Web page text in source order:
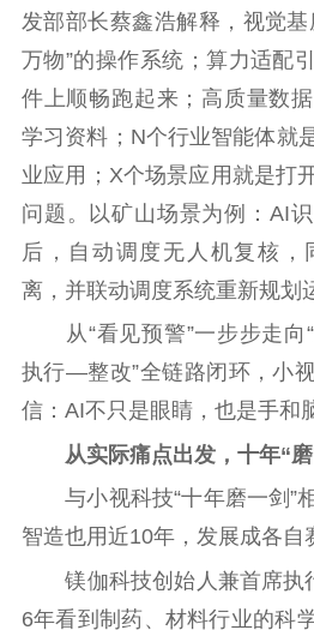
文化人
紫金人才
数据资源
公共服
新时代公民素养
提升资源库
新闻出版
政务服务
科研创新
服务管理平台
智库服务
管理平台
文化产业
统计分析
数字出版
审读服务
电影
服务
理论宣讲
共建共享
责任编辑注册
发部部长蔡鑫浩解释，视觉
万物”的操作系统；算力适配
件上顺畅跑起来；高质量数
学习资料；N个行业智能体就
业应用；X个场景应用就是打
问题。以矿山场景为例：AI
后，自动调度无人机复核，
离，并联动调度系统重新规划
从“看见预警”一步步走
执行—整改”全链路闭环，小
信：AI不只是眼睛，也是手和
从实际痛点出发，十年“
与小视科技“十年磨一剑”
智造也用近10年，发展成各自
镁伽科技创始人兼首席执
6年看到制药、材料行业的科